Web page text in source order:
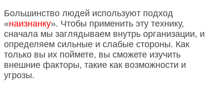
Большинство людей используют подход
«наизнанку». Чтобы применить эту технику,
сначала мы заглядываем внутрь организации, и
определяем сильные и слабые стороны. Как
только вы их поймете, вы сможете изучить
внешние факторы, такие как возможности и
угрозы.